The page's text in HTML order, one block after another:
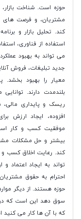
حوزه است. شناخت بازار،
مشتریان، و فرصت
کند. تحلیل بازار و
استفاده از فناوری،
می تواند به بهبود
جدید تبلیغات، فروش
معیار را بهبود بخشد.
بلندمدت دارند.
ریسک و پایداری
افزوده، ایجاد ارزش
موفقیت کسب و کار
بیشتر و حل مشکلات
کند. رعایت اخلاق کسب و
تواند به ایجاد
احترام به حقوق
حوزه هستند. از دیگر
سوق دهد این است که در
که با آن ها کار می کنید